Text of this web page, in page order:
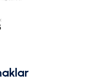
: